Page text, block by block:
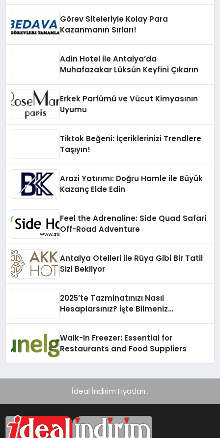
Görev Siteleriyle Kolay Para
Kazanmanın Sırları!
Adin Hotel ile Antalya’da
Muhafazakar Lüksün Keyfini Çıkarın
Erkek Parfümü ve Vücut Kimyasının
Uyumu
Tiktok Beğeni: İçeriklerinizi Trendlere
Taşıyın!
Arazi Yatırımı: Doğru Hamle ile Büyük
Kazanç Elde Edin
Feel the Adrenaline: Side Quad Safari
Off-Road Adventure
Antalya Otelleri ile Rüya Gibi Bir Tatil
Sizi Bekliyor
2025’te Tazminatınızı Nasıl
Hesaplarsınız? İşte Bilmeniz
Walk-In Freezer: Essential for
Restaurants and Food Suppliers
İdeal İndirim Fiyatları..